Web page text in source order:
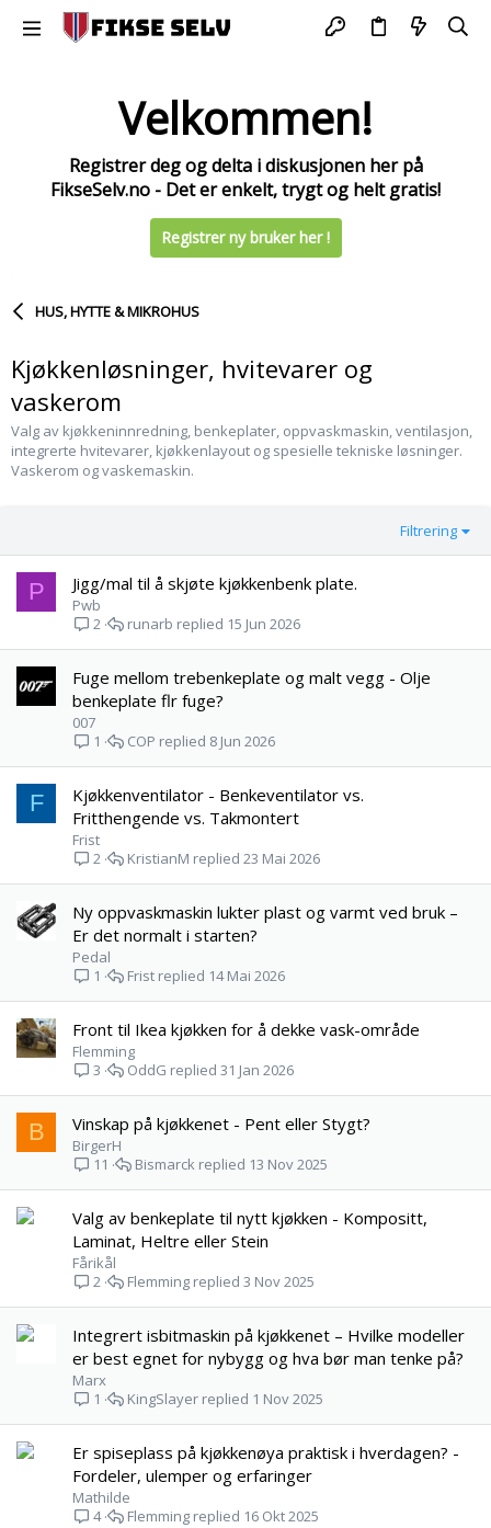
Velkommen!
Registrer deg og delta i diskusjonen her på
FikseSelv.no - Det er enkelt, trygt og helt gratis!
Registrer ny bruker her !
HUS, HYTTE & MIKROHUS
Kjøkkenløsninger, hvitevarer og
vaskerom
Valg av kjøkkeninnredning, benkeplater, oppvaskmaskin, ventilasjon,
integrerte hvitevarer, kjøkkenlayout og spesielle tekniske løsninger.
Vaskerom og vaskemaskin.
Filtrering
P Jigg/mal til å skjøte kjøkkenbenk plate.
Pwb
2
15 Jun 2026
runarb
Fuge mellom trebenkeplate og malt vegg - Olje
benkeplate flr fuge?
007
1
8 Jun 2026
COP
F
Kjøkkenventilator - Benkeventilator vs.
Fritthengende vs. Takmontert
Frist
2
23 Mai 2026
KristianM
Ny oppvaskmaskin lukter plast og varmt ved bruk –
Er det normalt i starten?
Pedal
1
14 Mai 2026
Frist
Front til Ikea kjøkken for å dekke vask-område
Flemming
3
31 Jan 2026
OddG
B Vinskap på kjøkkenet - Pent eller Stygt?
BirgerH
11
13 Nov 2025
Bismarck
Valg av benkeplate til nytt kjøkken - Kompositt,
Laminat, Heltre eller Stein
Fårikål
2
3 Nov 2025
Flemming
Integrert isbitmaskin på kjøkkenet – Hvilke modeller
er best egnet for nybygg og hva bør man tenke på?
Marx
1
1 Nov 2025
KingSlayer
Er spiseplass på kjøkkenøya praktisk i hverdagen? -
Fordeler, ulemper og erfaringer
Mathilde
4
16 Okt 2025
Flemming